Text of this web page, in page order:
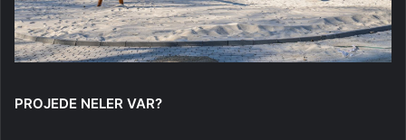
PROJEDE NELER VAR?